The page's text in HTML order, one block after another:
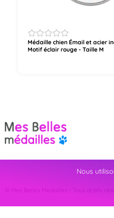
Médaille chien Émail et acier
Motif éclair rouge - Taille M
© Mes Belles Medailles - Tous droits
Nous